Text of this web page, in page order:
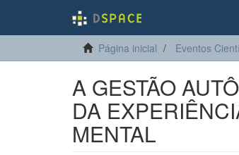
Página inicial Eventos
A GESTÃO
DA
MENTAL